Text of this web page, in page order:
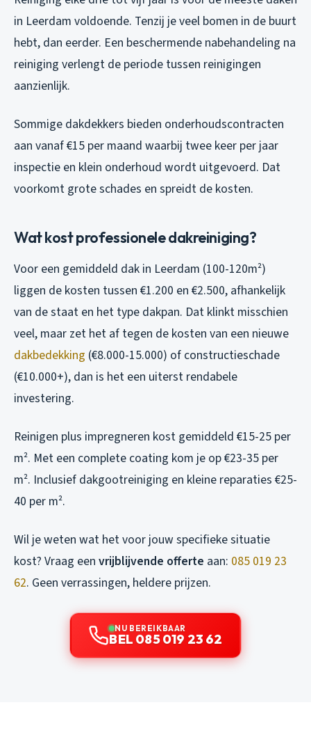
in Leerdam voldoende. Tenzij je veel bomen in de buurt
hebt, dan eerder. Een beschermende nabehandeling na
reiniging verlengt de periode tussen reinigingen
aanzienlijk.
Sommige dakdekkers bieden onderhoudscontracten
aan vanaf €15 per maand waarbij twee keer per jaar
inspectie en klein onderhoud wordt uitgevoerd. Dat
voorkomt grote schades en spreidt de kosten.
Wat kost professionele dakreiniging?
Voor een gemiddeld dak in Leerdam (100-120m²)
liggen de kosten tussen €1.200 en €2.500, afhankelijk
van de staat en het type dakpan. Dat klinkt misschien
veel, maar zet het af tegen de kosten van een nieuwe
dakbedekking (€8.000-15.000) of constructieschade
(€10.000+), dan is het een uiterst rendabele
investering.
Reinigen plus impregneren kost gemiddeld €15-25 per
m². Met een complete coating kom je op €23-35 per
m². Inclusief dakgootreiniging en kleine reparaties €25-
40 per m².
Wil je weten wat het voor jouw specifieke situatie
kost? Vraag een vrijblijvende offerte aan: 085 019 23
62. Geen verrassingen, heldere prijzen.
NU BEREIKBAAR
BEL 085 019 23 62